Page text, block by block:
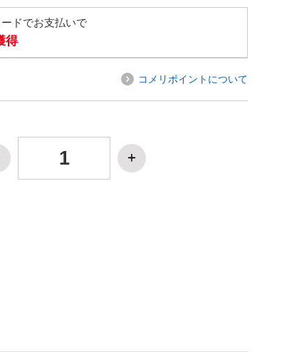
ドでお支払いで
得
コメリポイントについて